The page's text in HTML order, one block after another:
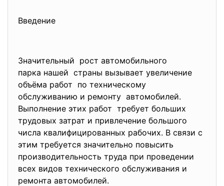
Введение
Значительный рост автомобильного
парка нашей страны вызывает увеличение
объёма работ по техническому
обслуживанию и ремонту автомобилей.
Выполнение этих работ требует больших
трудовых затрат и привлечение большого
числа квалифицированных рабочих. В связи с
этим требуется значительно повысить
производительность труда при проведении
всех видов технического обслуживания и
ремонта автомобилей.